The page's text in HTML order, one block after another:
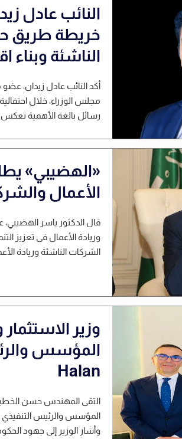
النائب عادل
خريطة طريق
الناشئة وبناء
أكد النائب عادل زيدان،
مجلس الوزراء، خلال
رسائل بالغة الأهمية
«الهضيبي»
الأعمال
قال الدكتور ياسر
وريادة الأعمال فى تعزيز
الشركات الناشئة وريادة
وزير الاستثمار
Halan
التقى المهندس حسن الخطيب
وأشار الوزير إلى جهود